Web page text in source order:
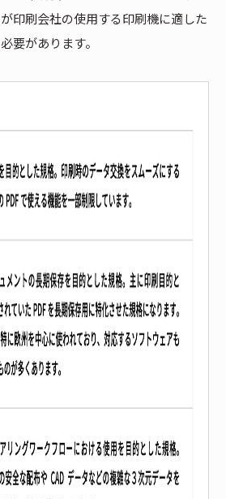
印刷会社の使用する印刷機に適した
要があります。